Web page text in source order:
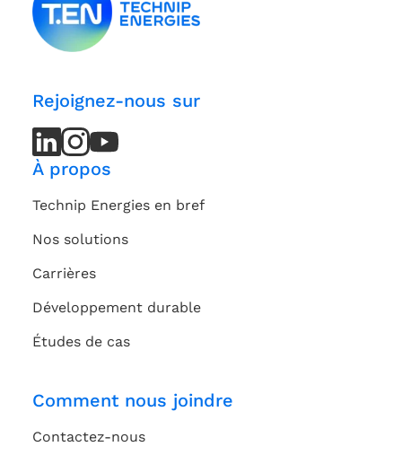
Rejoignez-nous sur
LinkedIn
LinkedIn
Instagram
Instagram
Youtube
Channel
À propos
Technip Energies en bref
Nos solutions
Carrières
Développement durable
Études de cas
Comment nous joindre
Contactez-nous